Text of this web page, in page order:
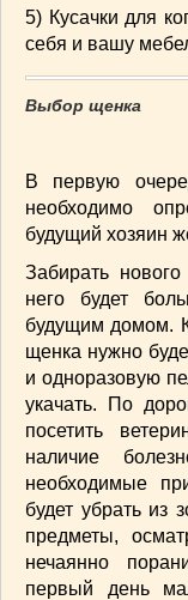
5) Кусачки для
себя и вашу
Выбор щенка
В первую
необходимо
будущий хозяин
Забирать
него будет
будущим домом.
щенка нужно
и одноразовую
укачать. По
посетить
наличие
необходимые
будет убрать из
предметы,
нечаянно
первый день